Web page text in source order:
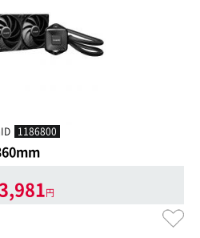
1186800
円